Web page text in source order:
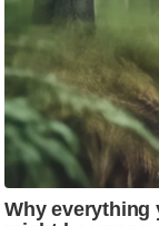
स्थ
ल
व्र
त
त्यो
र